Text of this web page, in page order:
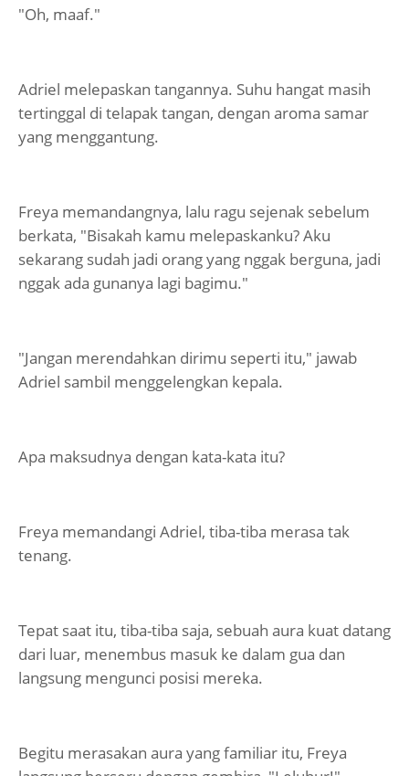
"Oh, maaf."
Adriel melepaskan tangannya. Suhu hangat masih
tertinggal di telapak tangan, dengan aroma samar
yang menggantung.
Freya memandangnya, lalu ragu sejenak sebelum
berkata, "Bisakah kamu melepaskanku? Aku
sekarang sudah jadi orang yang nggak berguna, jadi
nggak ada gunanya lagi bagimu."
"Jangan merendahkan dirimu seperti itu," jawab
Adriel sambil menggelengkan kepala.
Apa maksudnya dengan kata-kata itu?
Freya memandangi Adriel, tiba-tiba merasa tak
tenang.
Tepat saat itu, tiba-tiba saja, sebuah aura kuat datang
dari luar, menembus masuk ke dalam gua dan
langsung mengunci posisi mereka.
Begitu merasakan aura yang familiar itu, Freya